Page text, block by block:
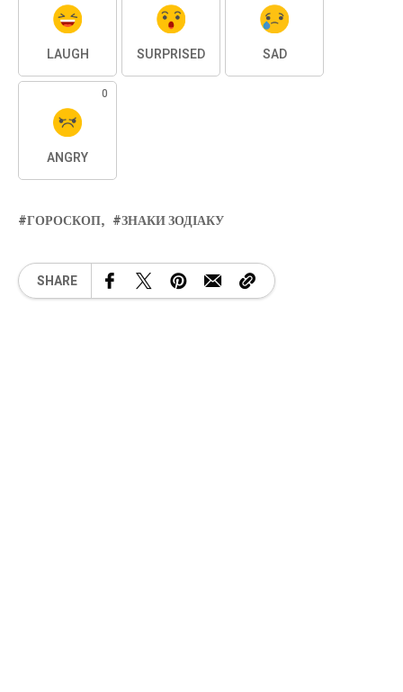
LAUGH SURPRISED SAD
0
ANGRY
ГОРОСКОП ЗНАКИ ЗОДІАКУ
SHARE